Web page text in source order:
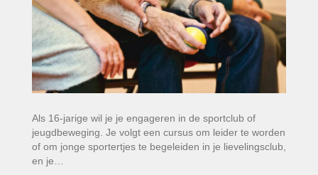
Als 16-jarige wil je je engageren in de sportclub of
jeugdbeweging. Je volgt een cursus om leider te worden
of om jonge sportertjes te begeleiden in je lievelingsclub,
en je…